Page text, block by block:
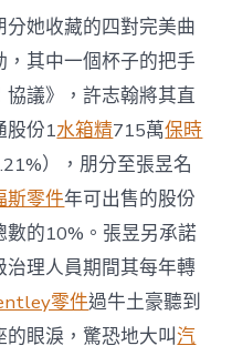
女
方
分
走
12.9
億
元，
男
方
年
薪
312
萬
元〉
中
她收藏的四對完美曲
其中一個杯子的把手
議》，許志翰將其直
股份1水箱精715萬保時
），朋分至張昱名
斯零件年可出售的股份
的10%。張昱另承諾
理人員期間其每年轉
零件過牛土豪聽到
的眼淚，驚恐地大叫汽